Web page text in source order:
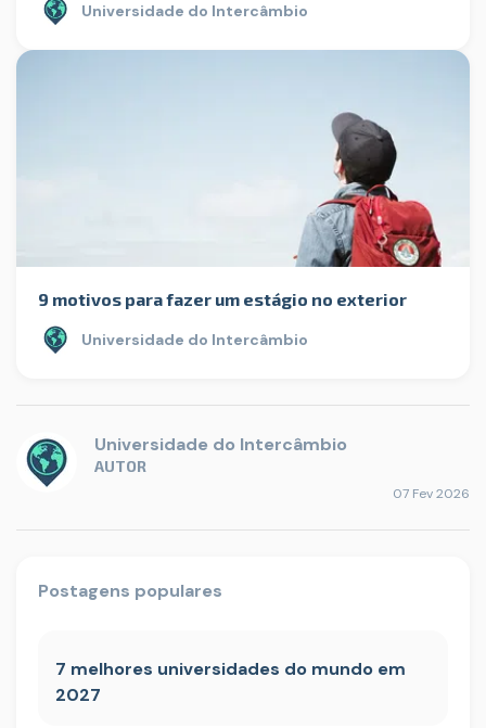
Universidade do Intercâmbio
9 motivos para fazer um estágio no exterior
Universidade do Intercâmbio
Universidade do Intercâmbio
AUTOR
07 Fev 2026
Postagens populares
7 melhores universidades do mundo em
2027